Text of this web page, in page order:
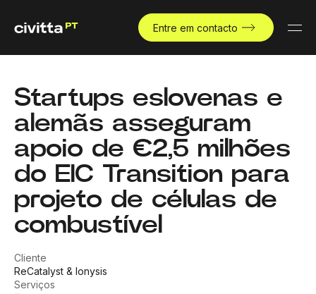
Entre em contacto
Startups eslovenas e
alemãs asseguram
apoio de €2,5 milhões
do EIC Transition para
projeto de células de
combustível
Cliente
ReCatalyst & Ionysis
Serviços